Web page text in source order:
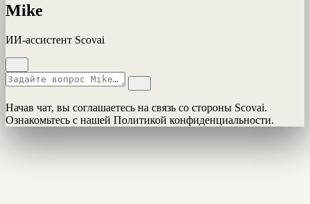
Mike
ИИ-ассистент Scovai
Начав чат, вы соглашаетесь на связь со стороны Scovai.
Ознакомьтесь с нашей Политикой конфиденциальности.